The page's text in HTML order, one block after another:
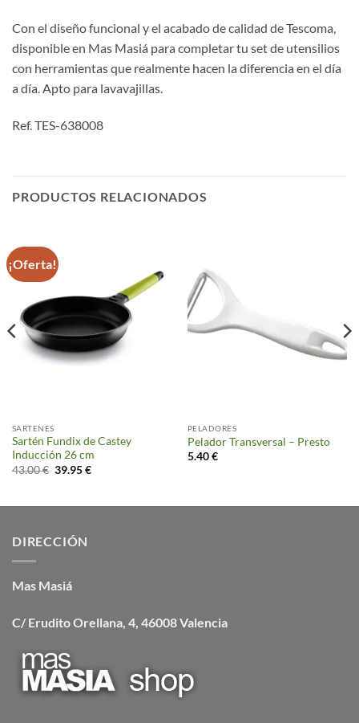
Con el diseño funcional y el acabado de calidad de Tescoma,
disponible en Mas Masiá para completar tu set de utensilios
con herramientas que realmente hacen la diferencia en el día
a día. Apto para lavavajillas.
Ref. TES-638008
PRODUCTOS RELACIONADOS
¡Oferta!
SARTENES
Sartén Fundix de Castey
Inducción 26 cm
43.00€ El
39.95€El
PELADORES
Pelador Transversal – Presto
5.40€
DIRECCIÓN
Mas Masiá
C/ Erudito Orellana, 4, 46008 Valencia